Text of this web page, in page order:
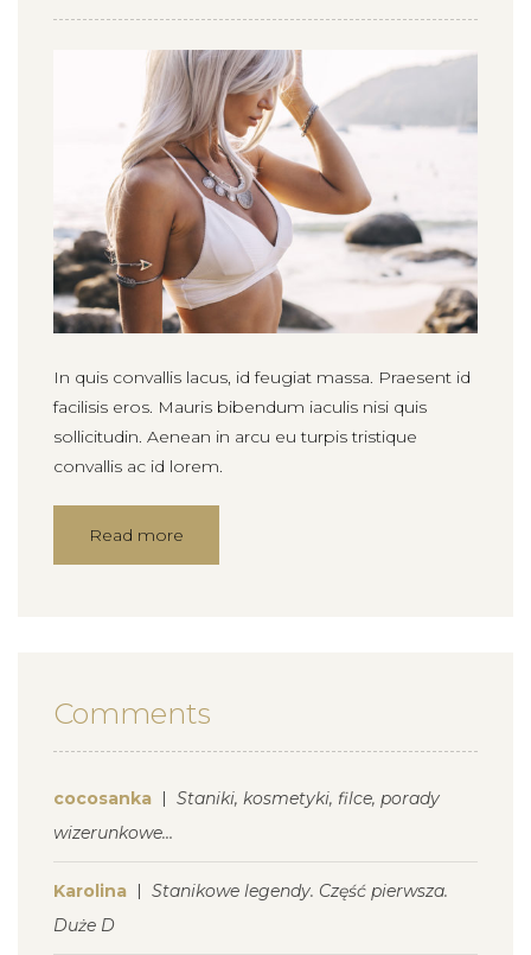
In quis convallis lacus, id feugiat massa. Praesent id
facilisis eros. Mauris bibendum iaculis nisi quis
sollicitudin. Aenean in arcu eu turpis tristique
convallis ac id lorem.
Read more
Comments
cocosanka
Staniki, kosmetyki, filce, porady
wizerunkowe…
Karolina
Stanikowe legendy. Część pierwsza.
Duże D